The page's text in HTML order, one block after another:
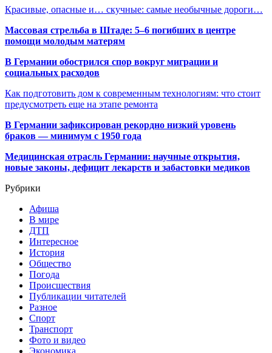
Красивые, опасные и… скучные: самые необычные дороги…
Массовая стрельба в Штаде: 5–6 погибших в центре
помощи молодым матерям
В Германии обострился спор вокруг миграции и
социальных расходов
Как подготовить дом к современным технологиям: что стоит
предусмотреть еще на этапе ремонта
В Германии зафиксирован рекордно низкий уровень
браков — минимум с 1950 года
Медицинская отрасль Германии: научные открытия,
новые законы, дефицит лекарств и забастовки медиков
Рубрики
Афиша
В мире
ДТП
Интересное
История
Общество
Погода
Происшествия
Публикации читателей
Разное
Спорт
Транспорт
Фото и видео
Экономика